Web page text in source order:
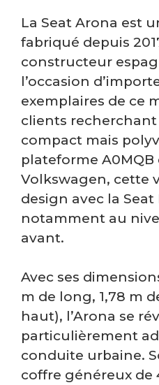
La Seat Arona est
fabriqué depuis
constructeur
l’occasion
exemplaires de ce
clients
compact mais
plateforme
Volkswagen, cette
design avec la Seat
notamment au
avant.
Avec ses
m de long, 1,78 m
haut), l’Arona se
particulièrement
conduite urbaine.
coffre généreux de